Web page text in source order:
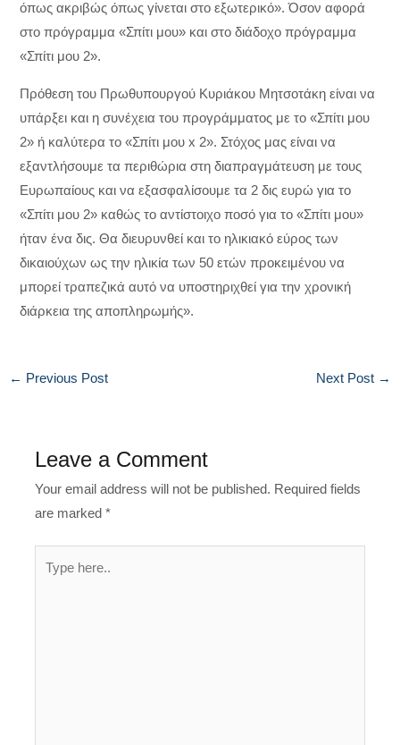
όπως ακριβώς όπως γίνεται στο εξωτερικό». Όσον αφορά
στο πρόγραμμα «Σπίτι μου» και στο διάδοχο πρόγραμμα
«Σπίτι μου 2».
Πρόθεση του Πρωθυπουργού Κυριάκου Μητσοτάκη είναι να
υπάρξει και η συνέχεια του προγράμματος με το «Σπίτι μου
2» ή καλύτερα το «Σπίτι μου x 2». Στόχος μας είναι να
εξαντλήσουμε τα περιθώρια στη διαπραγμάτευση με τους
Ευρωπαίους και να εξασφαλίσουμε τα 2 δις ευρώ για το
«Σπίτι μου 2» καθώς το αντίστοιχο ποσό για το «Σπίτι μου»
ήταν ένα δις. Θα διευρυνθεί και το ηλικιακό εύρος των
δικαιούχων ως την ηλικία των 50 ετών προκειμένου να
μπορεί τραπεζικά αυτό να υποστηριχθεί για την χρονική
διάρκεια της αποπληρωμής».
← Previous Post Next Post →
Leave a Comment
Your email address will not be published. Required fields
are marked*